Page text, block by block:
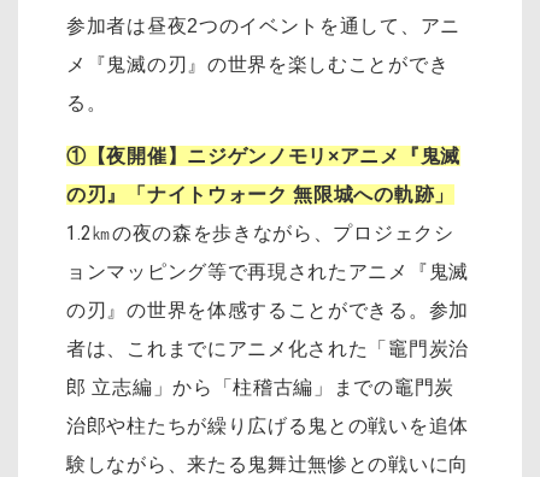
参加者は昼夜2つのイベントを通して、アニ
メ『鬼滅の刃』の世界を楽しむことができ
る。
①【夜開催】ニジゲンノモリ×アニメ『鬼滅
の刃』「ナイトウォーク 無限城への軌跡」
1.2㎞の夜の森を歩きながら、プロジェクシ
ョンマッピング等で再現されたアニメ『鬼滅
の刃』の世界を体感することができる。参加
者は、これまでにアニメ化された「竈門炭治
郎 立志編」から「柱稽古編」までの竈門炭
治郎や柱たちが繰り広げる鬼との戦いを追体
験しながら、来たる鬼舞辻󠄀無惨との戦いに向